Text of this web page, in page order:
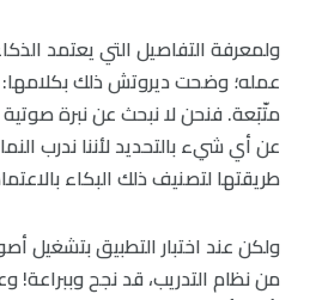
ولمعرفة التفاصيل التي يعتمد
عمله؛ وضحت ديروتش ذلك بكلامها:
متّبَعة. فنحن لا نبحث عن نبرة صوتية
عن أي شيء بالتحديد لأننا ندرب
طريقتها لتصنيف ذلك البكاء
ولكن عند اختبار التطبيق بتشغيل
من نظام التدريب، قد نجح